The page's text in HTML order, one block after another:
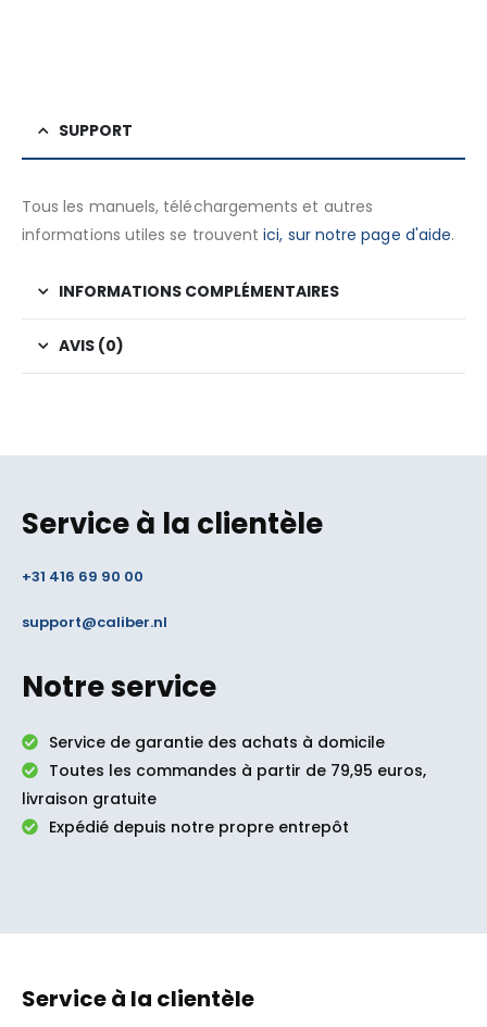
SUPPORT
Tous les manuels, téléchargements et autres
informations utiles se trouventici, sur notre page d'aide.
INFORMATIONS COMPLÉMENTAIRES
AVIS (0)
Service à la clientèle
+31 416 69 90 00
support@caliber.nl
Notre service
Service de garantie des achats à domicile
Toutes les commandes à partir de 79,95 euros,
livraison gratuite
Expédié depuis notre propre entrepôt
Service à la clientèle